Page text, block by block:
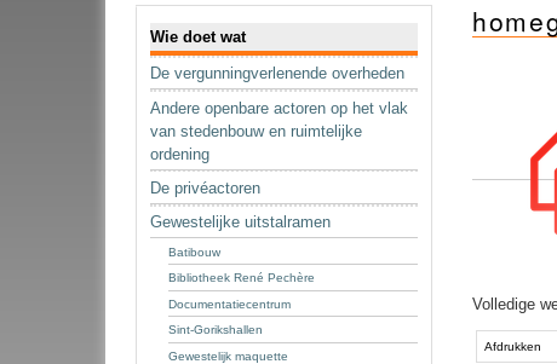
Wie doet wat
De vergunningverlenende overheden
Andere openbare actoren op het vlak
van stedenbouw en ruimtelijke
ordening
De privéactoren
Gewestelijke uitstalramen
Batibouw
Bibliotheek René Pechère
Documentatiecentrum
Sint-Gorikshallen
Gewestelijk maquette
Volledige
acties
Afdrukken